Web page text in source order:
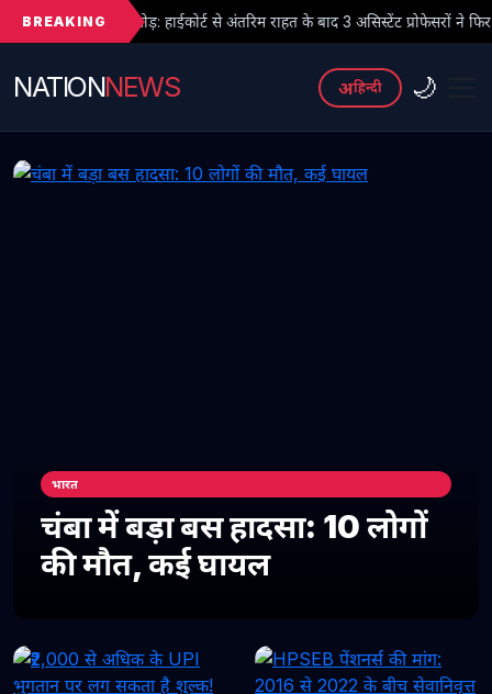
BREAKING
हाईकोर्ट से अंतरिम राहत के बाद 3 असिस्टेंट प्रोफेसरों ने फिर संभाला कार्यभार, 3
NATIONNEWS अहिन्दी 🌙
भारत
चंबा में बड़ा बस हादसा: 10 लोगों
की मौत, कई घायल